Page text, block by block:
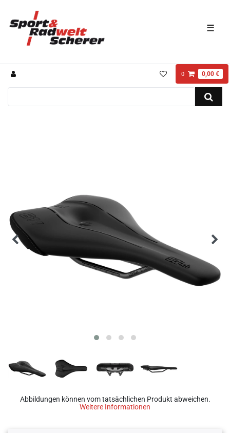
☰
0 0,00 €
Abbildungen können vom tatsächlichen Produkt abweichen.
Weitere Informationen